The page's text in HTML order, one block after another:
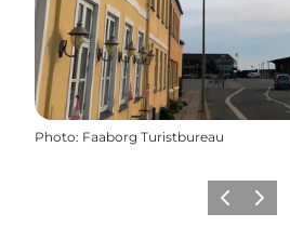
Photo: Faaborg Turistbureau
PrécédentSuivant